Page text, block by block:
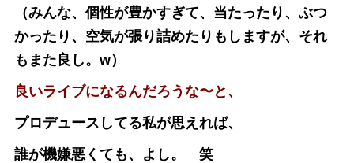
（みんな、個性が豊かすぎて、当たったり、ぶつ
かったり、空気が張り詰めたりもしますが、それ
もまた良し。w）
良いライブになるんだろうな〜と、
プロデュースしてる私が思えれば、
誰が機嫌悪くても、よし。 笑